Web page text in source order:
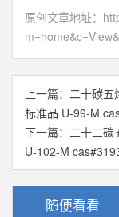
原创文章地址：
上一篇： 二十碳五
标准品 U-99-M
下一篇： 二十二碳
U-102-M
随便看看